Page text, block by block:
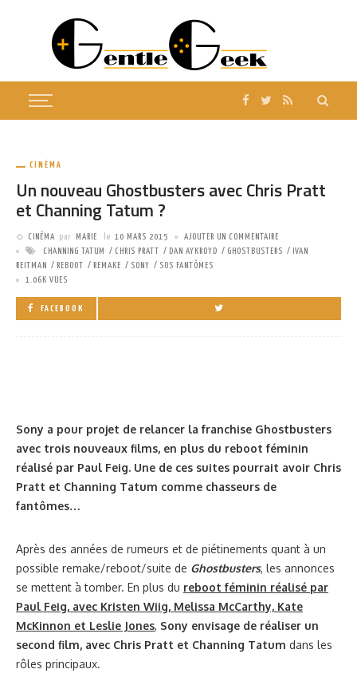
CINÉMA
Un nouveau Ghostbusters avec Chris Pratt
et Channing Tatum ?
CINÉMA par MARIE le 10 MARS 2015
AJOUTER UN COMMENTAIRE
CHANNING TATUM
CHRIS PRATT DAN AYKROYD GHOSTBUSTERS
IVAN
REITMAN
REBOOT REMAKE SONY
SOS FANTÔMES
1.06K VUES
FACEBOOK
Sony a pour projet de relancer la franchise Ghostbusters
avec trois nouveaux films, en plus du reboot féminin
réalisé par Paul Feig. Une de ces suites pourrait avoir Chris
Pratt et Channing Tatum comme chasseurs de
fantômes…
Après des années de rumeurs et de piétinements quant à un
possible remake/reboot/suite de Ghostbusters, les annonces
se mettent à tomber. En plus du reboot féminin réalisé par
Paul Feig, avec Kristen Wiig, Melissa McCarthy, Kate
McKinnon et Leslie Jones, Sony envisage de réaliser un
second film, avec Chris Pratt et Channing Tatum dans les
rôles principaux.